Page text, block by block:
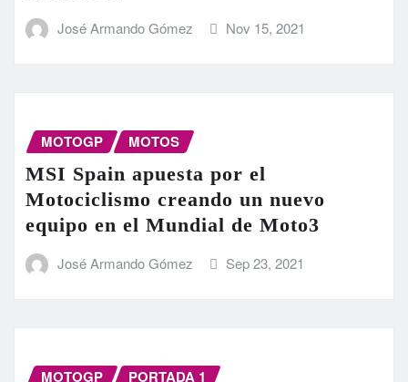
José Armando Gómez Nov 15, 2021
MOTOGP MOTOS
MSI Spain apuesta por el
Motociclismo creando un nuevo
equipo en el Mundial de Moto3
José Armando Gómez Sep 23, 2021
MOTOGP PORTADA 1